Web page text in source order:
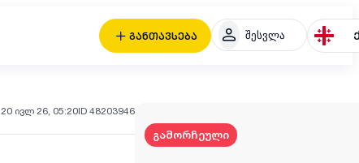
განთავსება შესვლა
20 ივლ 26, 05:20ID 48203946
გამორჩეული